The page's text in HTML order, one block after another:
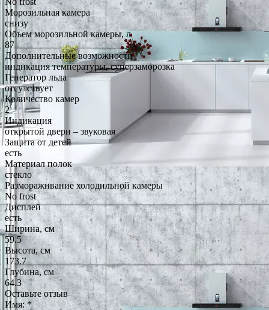
Морозильная камера
снизу
Объем морозильной камеры, л
87
Дополнительные возможности
индикация температуры, суперзаморозка
Генератор льда
отсутствует
Количество камер
2
Индикация
открытой двери – звуковая
Защита от детей
есть
Материал полок
стекло
Размораживание холодильной камеры
No frost
Дисплей
есть
Ширина, см
59.5
Высота, см
173.7
Глубина, см
64.3
Оставьте отзыв
Имя: *